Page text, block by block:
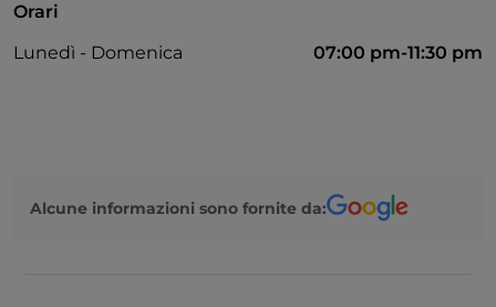
Orari
Lunedì - Domenica
07:00 pm-11:30 pm
Alcune informazioni sono fornite da: